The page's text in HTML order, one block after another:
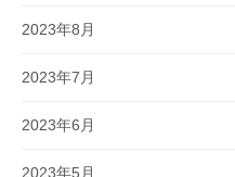
2023年8月
2023年7月
2023年6月
2023年5月